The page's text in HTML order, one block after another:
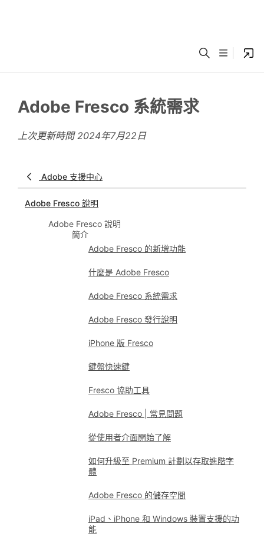
Adobe Fresco 系統需求
上次更新時間2024年7月22日
Adobe 支援中心
Adobe Fresco 說明
Adobe Fresco 說明
簡介
Adobe Fresco 的新增功能
什麼是 Adobe Fresco
Adobe Fresco 系統需求
Adobe Fresco 發行說明
iPhone 版 Fresco
鍵盤快速鍵
Fresco 協助工具
Adobe Fresco | 常見問題
從使用者介面開始了解
如何升級至 Premium 計劃以存取進階字
體
Adobe Fresco 的儲存空間
iPad、iPhone 和 Windows 裝置支援的功
能